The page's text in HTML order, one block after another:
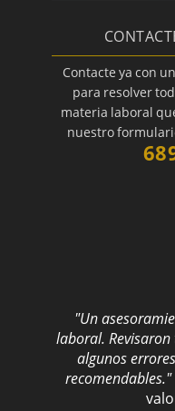
Contacte ya con un
para resolver
materia laboral
nuestro
"Un
laboral.
algunos
recomendables."